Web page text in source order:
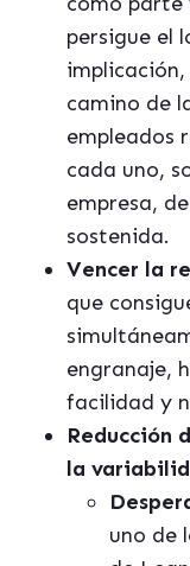
persigue el
camino de
empleados
cada uno,
empresa,
sostenida.
Vencer la
que
engranaje,
facilidad y
Reducción
la
uno de